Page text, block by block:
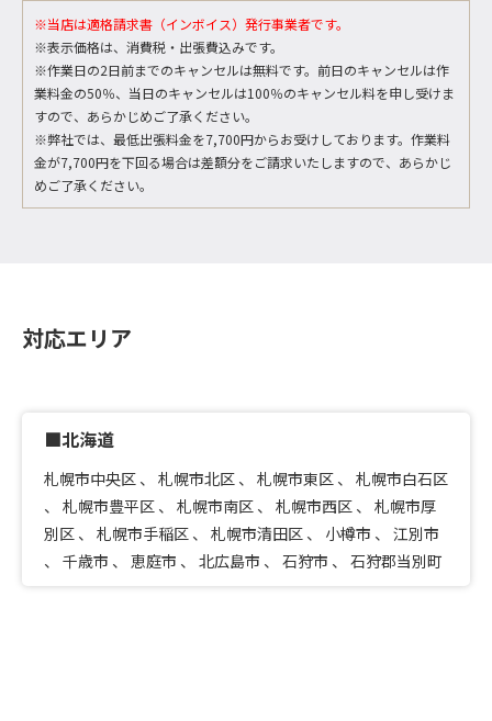
※当店は適格請求書（インボイス）発行事業者です。
※表示価格は、消費税・出張費込みです。
※作業日の2日前までのキャンセルは無料です。前日のキャンセルは作
業料金の50％、当日のキャンセルは100％のキャンセル料を申し受けま
すので、あらかじめご了承ください。
※弊社では、最低出張料金を7,700円からお受けしております。作業料
金が7,700円を下回る場合は差額分をご請求いたしますので、あらかじ
めご了承ください。
対応エリア
■北海道
札幌市中央区 、 札幌市北区 、 札幌市東区 、 札幌市白石区
、 札幌市豊平区 、 札幌市南区 、 札幌市西区 、 札幌市厚
別区 、 札幌市手稲区 、 札幌市清田区 、 小樽市 、 江別市
、 千歳市 、 恵庭市 、 北広島市 、 石狩市 、 石狩郡当別町